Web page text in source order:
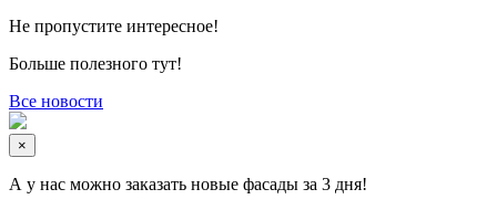
Не пропустите интересное!
Больше полезного тут!
Все новости
×
А у нас можно заказать новые фасады за 3 дня!